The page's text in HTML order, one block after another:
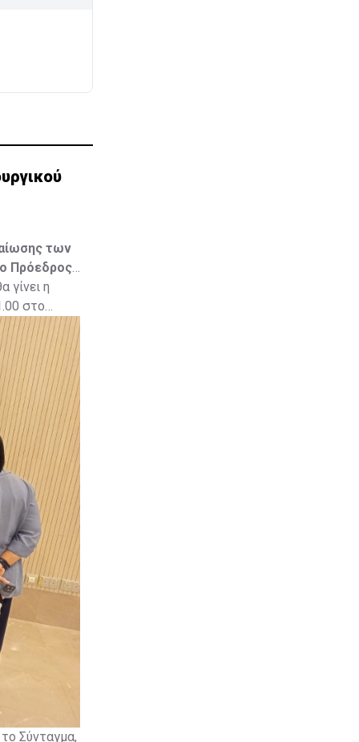
των
Πρόεδρος
γίνει η
στο
Σύνταγμα,